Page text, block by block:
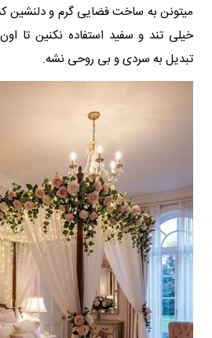
میتونن به ساخت فضایی گرم و دلنشین
خیلی تند و سفید استفاده نکنین تا
تبدیل به سردی و بی روحی نشه.